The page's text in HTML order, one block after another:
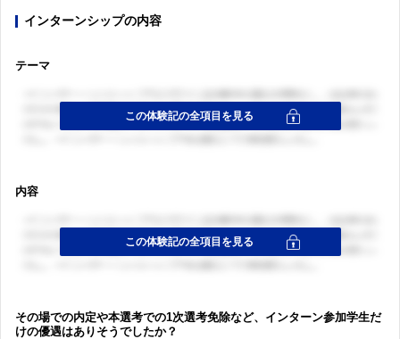
インターンシップの内容
テーマ
内容
その場での内定や本選考での1次選考免除など、インターン参加学生だ
けの優遇はありそうでしたか？
ログイン・会員登録